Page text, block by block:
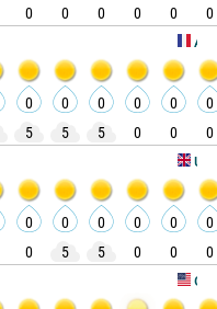
ARPEGE
UKMO
0 0 0 0 0 0
0 0 0 0 0
0
5 5 5 0 0 0
0 0 0 0 0
0
0 5 5 0 0 0